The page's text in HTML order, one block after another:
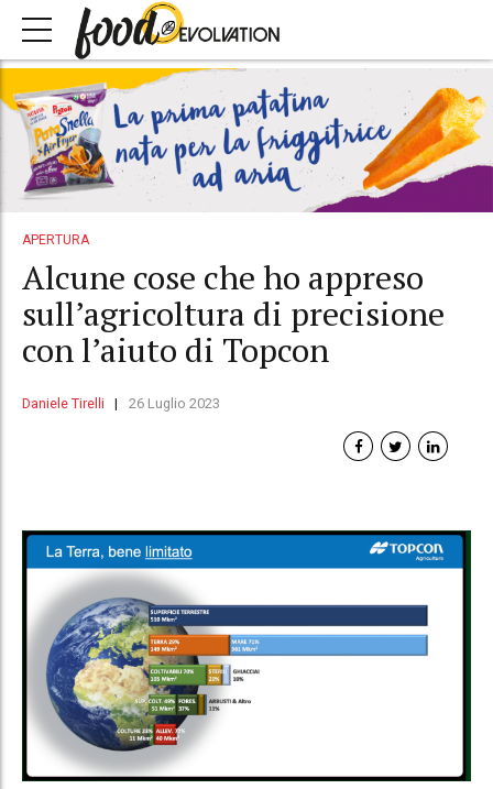
APERTURA
Alcune cose che ho appreso
sull’agricoltura di precisione
con l’aiuto di Topcon
Daniele Tirelli 26 Luglio 2023